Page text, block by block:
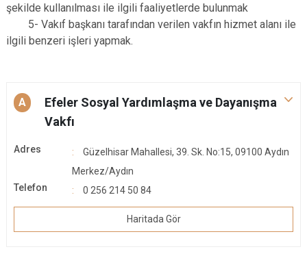
şekilde kullanılması ile ilgili faaliyetlerde bulunmak
5- Vakıf başkanı tarafından verilen vakfın hizmet alanı ile
ilgili benzeri işleri yapmak.
A
Efeler Sosyal Yardımlaşma ve Dayanışma
Vakfı
Adres
Güzelhisar Mahallesi, 39. Sk. No:15, 09100 Aydın
Merkez/Aydın
Telefon
0 256 214 50 84
Haritada Gör